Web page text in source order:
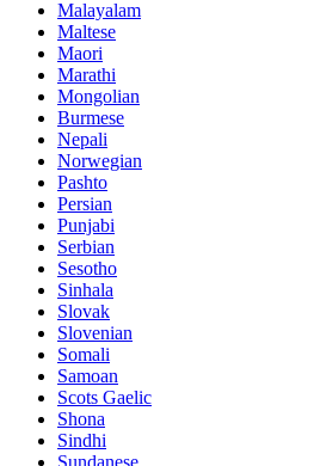
Malayalam
Maltese
Maori
Marathi
Mongolian
Burmese
Nepali
Norwegian
Pashto
Persian
Punjabi
Serbian
Sesotho
Sinhala
Slovak
Slovenian
Somali
Samoan
Scots Gaelic
Shona
Sindhi
Sundanese